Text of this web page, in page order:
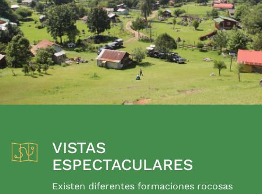
VISTAS
ESPECTACULARES
Existen diferentes formaciones rocosas